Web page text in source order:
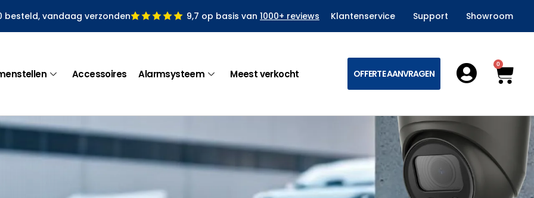
besteld, vandaag verzonden 9,7 op basis van 1000+ reviews Klantenservice Support Showroom
Accessoires Alarmsysteem Meest verkocht OFFERTE AANVRAGEN
0